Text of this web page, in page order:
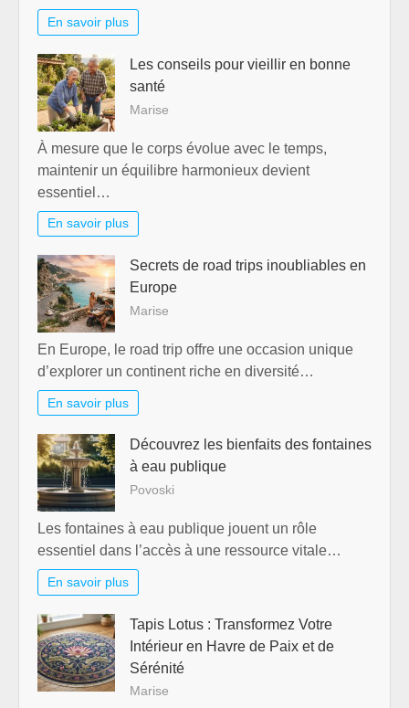
En savoir plus
Les conseils pour vieillir en bonne
santé
Marise
À mesure que le corps évolue avec le temps,
maintenir un équilibre harmonieux devient
essentiel…
En savoir plus
Secrets de road trips inoubliables en
Europe
Marise
En Europe, le road trip offre une occasion unique
d’explorer un continent riche en diversité…
En savoir plus
Découvrez les bienfaits des fontaines
à eau publique
Povoski
Les fontaines à eau publique jouent un rôle
essentiel dans l’accès à une ressource vitale…
En savoir plus
Tapis Lotus : Transformez Votre
Intérieur en Havre de Paix et de
Sérénité
Marise